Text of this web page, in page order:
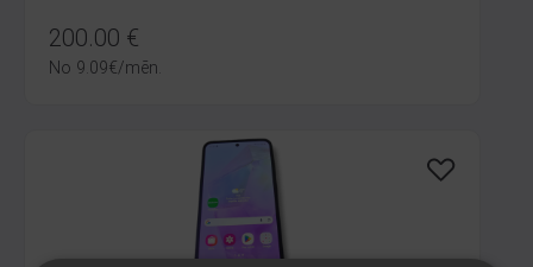
200.00 €
No 9.09€/mēn.